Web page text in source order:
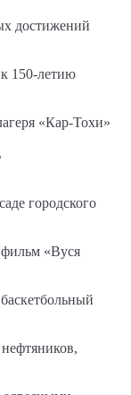
достижений
150-летию
«Кар-Тохи»
городского
«Вуся